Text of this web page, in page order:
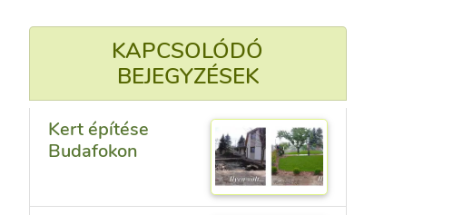
KAPCSOLÓDÓ
BEJEGYZÉSEK
Kert építése
Budafokon